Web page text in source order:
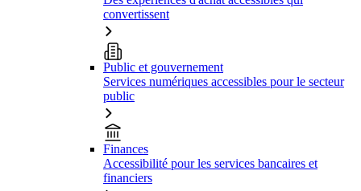
convertissent
Public et gouvernement
Services numériques accessibles pour le secteur
public
Finances
Accessibilité pour les services bancaires et
financiers